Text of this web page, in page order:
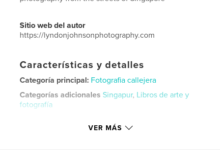
Sitio web del autor
https://lyndonjohnsonphotography.com
Características y detalles
Categoría principal: Fotografia callejera
Categorías adicionales Singapur, Libros de arte y
fotografía
VER MÁS